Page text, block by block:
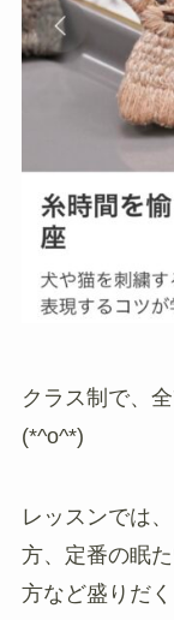
クラス制で、
(*^o^*)
レッスンでは
方、定番の眠
方など盛りだ